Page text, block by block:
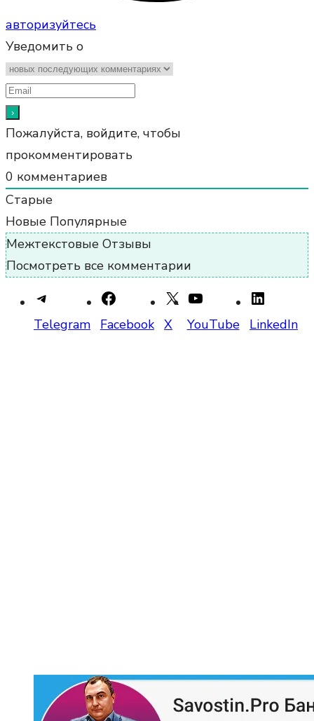
авторизуйтесь
Уведомить о
Пожалуйста, войдите, чтобы
прокомментировать
0 комментариев
Старые
Новые Популярные
Межтекстовые Отзывы
Посмотреть все комментарии
Telegram Facebook X YouTube LinkedIn